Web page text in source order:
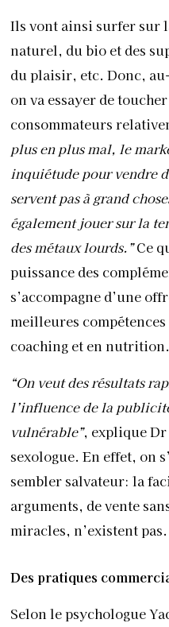
Ils vont ainsi surfer sur
naturel, du bio et des
du plaisir, etc. Donc,
on va essayer de
consommateurs
plus en plus mal, le
inquiétude pour vendre
servent pas à grand
également jouer sur la
des métaux lourds.”Ce
puissance des
s’accompagne d’une
meilleures
coaching et en nutrition.
“On veut des résultats
l’influence de la
vulnérable”, explique
sexologue. En effet, on
sembler salvateur: la
arguments, de vente
miracles, n’existent pas.
Des pratiques
Selon le psychologue